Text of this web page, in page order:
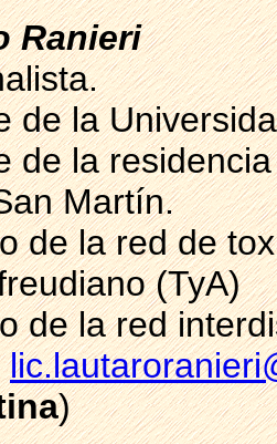
Ranieri
de la
de la
Martín.
de la red de
(TyA)
de la red
)